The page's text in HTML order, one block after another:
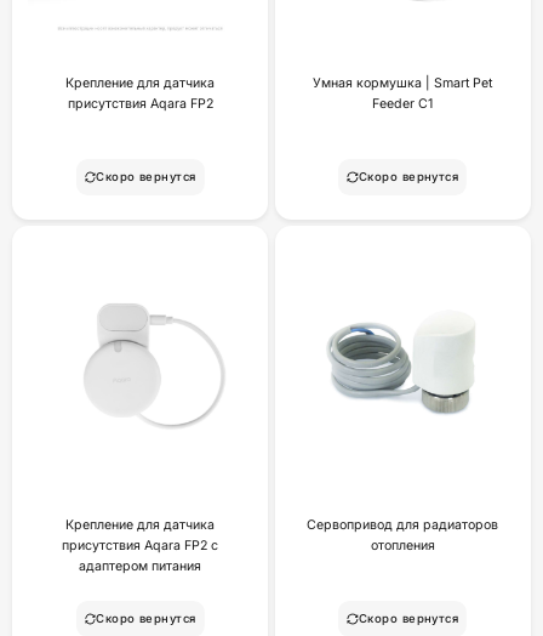
Крепление для датчика
присутствия Aqara FP2
Скоро вернутся
Умная кормушка | Smart Pet
Feeder C1
Скоро вернутся
Крепление для датчика
присутствия Aqara FP2 с
адаптером питания
Скоро вернутся
Сервопривод для радиаторов
отопления
Скоро вернутся